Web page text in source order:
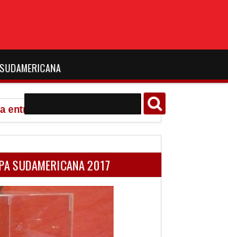
Vélez e Independiente está en las Inferiores"
SUDAMERICANA 2017